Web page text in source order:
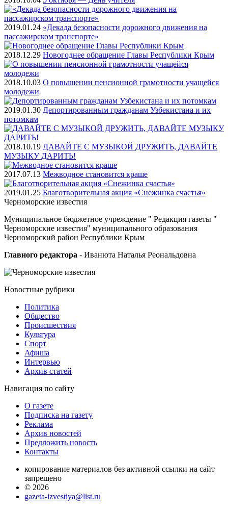
2019.01.24 «Декада безопасности дорожного движения на
пассажирском транспорте»
2018.12.29 Новогоднее обращение Главы Республики Крым
2018.10.03 О повышении пенсионной грамотности учащейся
молодежи
2019.01.30 Депортированным гражданам Узбекистана и их
потомкам
2018.10.19 ДАВАЙТЕ С МУЗЫКОЙ ДРУЖИТЬ, ДАВАЙТЕ
МУЗЫКУ ДАРИТЬ!
2017.07.13 Межводное становится краше
2019.01.25 Благотворительная акция «Снежинка счастья»
Черноморские известия
Муниципальное бюджетное учреждение " Редакция газеты "
Черноморские известия" муниципального образования
Черноморский район Республики Крым
Главного редактора - Иванюта Наталья Реональдовна
Новостные рубрики
Политика
Общество
Проиcшествия
Культура
Спорт
Афиша
Интервью
Архив статей
Навигация по сайту
О газете
Подписка на газету
Реклама
Архив новостей
Предложить новость
Контакты
копирование материалов без активной ссылки на сайт
запрещено
© 2026
gazeta-izvestiya@list.ru